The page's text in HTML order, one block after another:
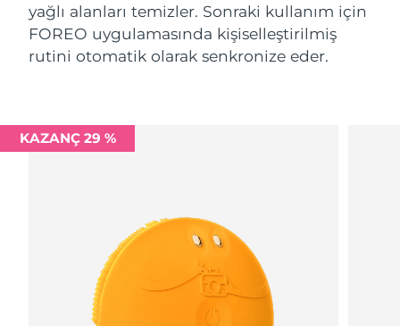
yağlı alanları temizler. Sonraki kullanım için
FOREO uygulamasında kişiselleştirilmiş
rutini otomatik olarak senkronize eder.
KAZANÇ 29 %